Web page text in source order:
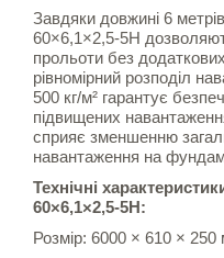
Завдяки довжині 6
60×6,1×2,5-5Н
прольоти без
рівномірний розподіл
500 кг/м² гарантує
підвищених
сприяє зменшенню
навантаження на
Технічні
60×6,1×2,5-5Н:
Розмір: 6000 × 610 × 250